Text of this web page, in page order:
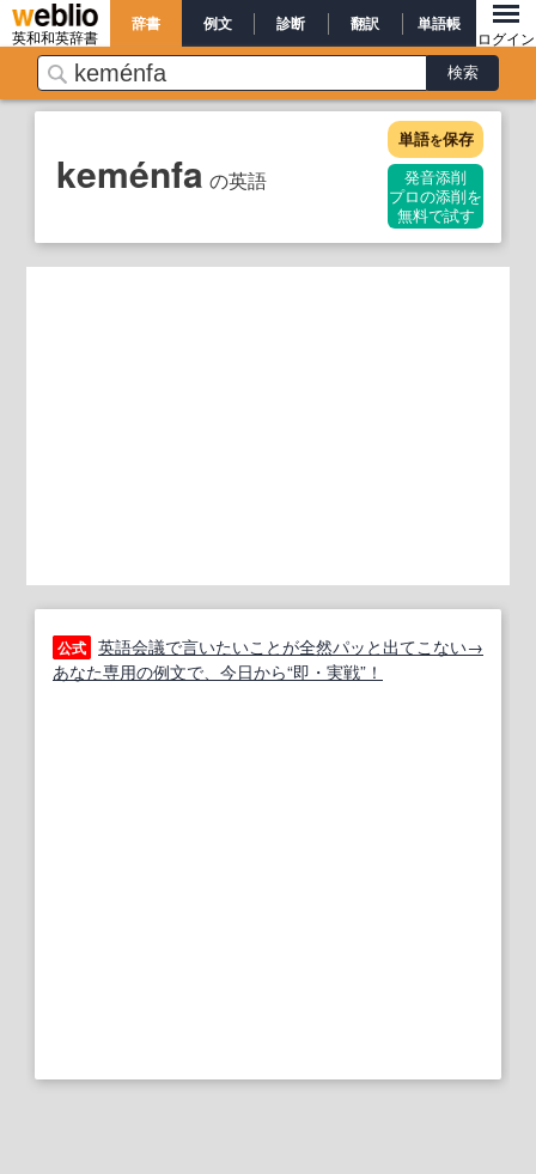
英和和英辞書
辞書 例文 診断 翻訳 単語帳
ログイン
keménfa の英語
単語を保存
発音添削
プロの添削を
無料で試す
公式 英語会議で言いたいことが全然パッと出てこない→
あなた専用の例文で、今日から“即・実戦”！